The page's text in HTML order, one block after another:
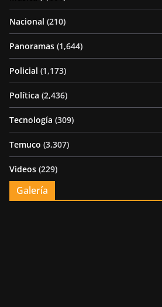
Nacional (210)
Panoramas (1,644)
Policial (1,173)
Política (2,436)
Tecnología (309)
Temuco (3,307)
Videos (229)
Galería